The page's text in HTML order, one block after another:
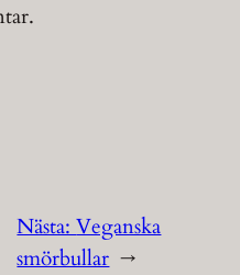
Nästa:Veganska
smörbullar →